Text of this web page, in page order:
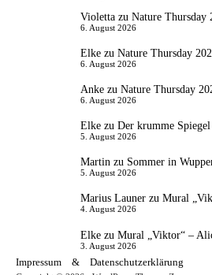
Violettazu Nature Thursday
6. August 2026
Elkezu Nature Thursday
6. August 2026
Ankezu Nature Thursday
6. August 2026
Elkezu Der krumme
5. August 2026
Martinzu Sommer in
5. August 2026
Marius Launerzu Mural
4. August 2026
Elkezu Mural „Viktor“ –
3. August 2026
Impressum & Datenschutzerklärung